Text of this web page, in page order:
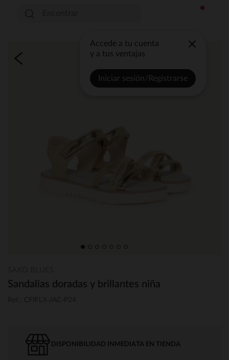
Accede a tu cuenta
y a tus ventajas
Iniciar sesión/Registrarse
Sandalias doradas y brillantes niña
DISPONIBILIDAD INMEDIATA EN TIENDA